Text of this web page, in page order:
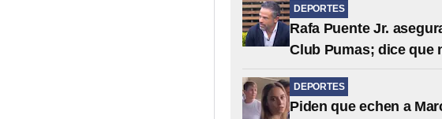
DEPORTES
Rafa Puente Jr.
Club Pumas; dice que
DEPORTES
Piden que echen a